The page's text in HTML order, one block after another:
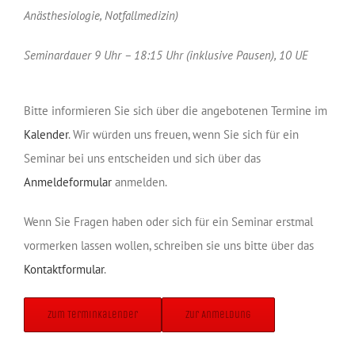
Anästhesiologie, Notfallmedizin)
Seminardauer 9 Uhr – 18:15 Uhr (inklusive Pausen), 10 UE
Bitte informieren Sie sich über die angebotenen Termine im
Kalender. Wir würden uns freuen, wenn Sie sich für ein
Seminar bei uns entscheiden und sich über das
Anmeldeformular anmelden.
Wenn Sie Fragen haben oder sich für ein Seminar erstmal
vormerken lassen wollen, schreiben sie uns bitte über das
Kontaktformular.
Zum Terminkalender Zur Anmeldung